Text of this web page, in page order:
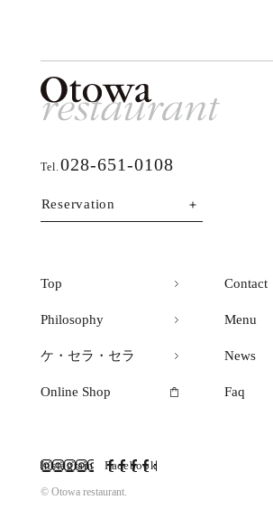
Tel. 028-651-0108
Reservation
Top Contact
Philosophy Menu
ケ・セラ・セラ News
Online Shop Faq
Instagram Facebook
© Otowa restaurant.